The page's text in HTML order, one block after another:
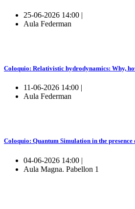
25-06-2026 14:00 |
Aula Federman
Coloquio: Relativistic hydrodynamics: Why,
11-06-2026 14:00 |
Aula Federman
Coloquio: Quantum Simulation in the
04-06-2026 14:00 |
Aula Magna. Pabellon 1